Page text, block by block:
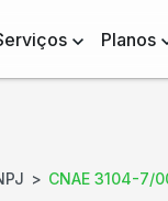
Planos
CNAE 3104-7/